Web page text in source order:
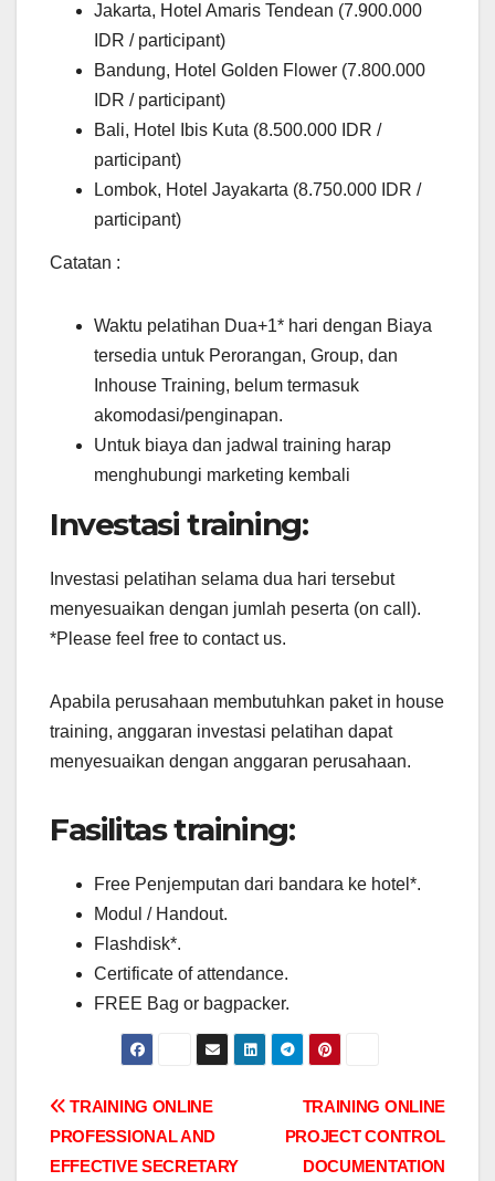
Jakarta, Hotel Amaris Tendean (7.900.000
IDR / participant)
Bandung, Hotel Golden Flower (7.800.000
IDR / participant)
Bali, Hotel Ibis Kuta (8.500.000 IDR /
participant)
Lombok, Hotel Jayakarta (8.750.000 IDR /
participant)
Catatan :
Waktu pelatihan Dua+1* hari dengan Biaya
tersedia untuk Perorangan, Group, dan
Inhouse Training, belum termasuk
akomodasi/penginapan.
Untuk biaya dan jadwal training harap
menghubungi marketing kembali
Investasi training:
Investasi pelatihan selama dua hari tersebut
menyesuaikan dengan jumlah peserta (on call).
*Please feel free to contact us.
Apabila perusahaan membutuhkan paket in house
training, anggaran investasi pelatihan dapat
menyesuaikan dengan anggaran perusahaan.
Fasilitas training:
Free Penjemputan dari bandara ke hotel*.
Modul / Handout.
Flashdisk*.
Certificate of attendance.
FREE Bag or bagpacker.
Post
navigation
TRAINING ONLINE
PROJECT CONTROL
DOCUMENTATION
TRAINING ONLINE
PROFESSIONAL AND
EFFECTIVE SECRETARY